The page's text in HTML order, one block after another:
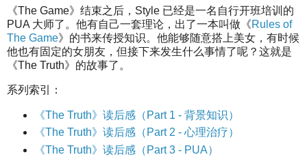
《The Game》结束之后，Style 已经是一名自行开班培训的
PUA 大师了。他有自己一套理论，出了一本叫做《Rules of
The Game》的书来传授知识。他能够随意搭上美女，有时候
他也有固定的女朋友，但接下来发生什么事情了呢？这就是
《The Truth》的故事了。
系列索引：
《The Truth》读后感（Part 1 - 背景知识）
《The Truth》读后感（Part 2 - 心理治疗）
《The Truth》读后感（Part 3 - PUA）